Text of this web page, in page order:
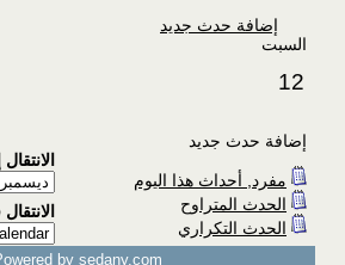
إضافة حدث جديد
السبت
12
إضافة حدث جديد
مفرد, أحداث هذا اليوم
الحدث المتراوح
الحدث التكراري
by sedany.com